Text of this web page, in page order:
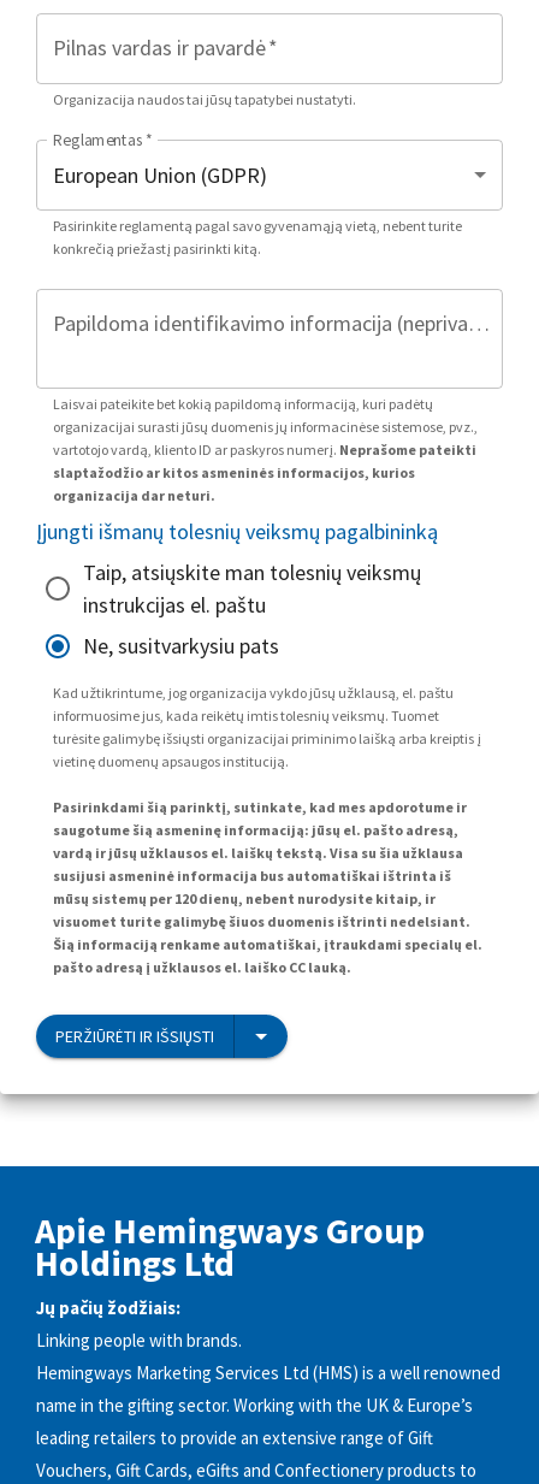
Pilnas vardas ir pavardė*
Organizacija naudos tai jūsų tapatybei nustatyti.
Reglamentas *
Pasirinkite reglamentą pagal savo gyvenamąją vietą, nebent turite
konkrečią priežastį pasirinkti kitą.
Papildoma identifikavimo informacija (neprivaloma)
Laisvai pateikite bet kokią papildomą informaciją, kuri padėtų
organizacijai surasti jūsų duomenis jų informacinėse sistemose, pvz.,
vartotojo vardą, kliento ID ar paskyros numerį. Neprašome pateikti
slaptažodžio ar kitos asmeninės informacijos, kurios
organizacija dar neturi.
Įjungti išmanų tolesnių veiksmų pagalbininką
Taip, atsiųskite man tolesnių veiksmų
instrukcijas el. paštu
Ne, susitvarkysiu pats
Kad užtikrintume, jog organizacija vykdo jūsų užklausą, el. paštu
informuosime jus, kada reikėtų imtis tolesnių veiksmų. Tuomet
turėsite galimybę išsiųsti organizacijai priminimo laišką arba kreiptis į
vietinę duomenų apsaugos instituciją.
Pasirinkdami šią parinktį, sutinkate, kad mes apdorotume ir
saugotume šią asmeninę informaciją: jūsų el. pašto adresą,
vardą ir jūsų užklausos el. laiškų tekstą. Visa su šia užklausa
susijusi asmeninė informacija bus automatiškai ištrinta iš
mūsų sistemų per 120 dienų, nebent nurodysite kitaip, ir
visuomet turite galimybę šiuos duomenis ištrinti nedelsiant.
Šią informaciją renkame automatiškai, įtraukdami specialų el.
pašto adresą į užklausos el. laiško CC lauką.
PERŽIŪRĖTI IR IŠSIŲSTI
Apie Hemingways Group
Holdings Ltd
Jų pačių žodžiais:
Linking people with brands.
Hemingways Marketing Services Ltd (HMS) is a well renowned
name in the gifting sector. Working with the UK & Europe’s
leading retailers to provide an extensive range of Gift
Vouchers, Gift Cards, eGifts and Confectionery products to